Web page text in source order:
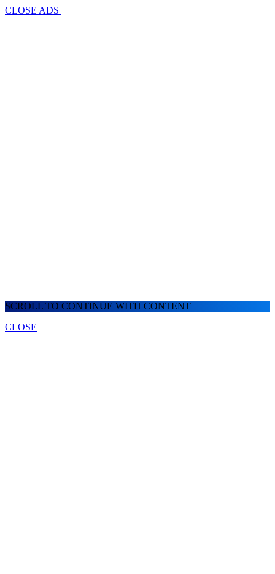
CLOSE ADS
SCROLL TO CONTINUE WITH CONTENT
CLOSE